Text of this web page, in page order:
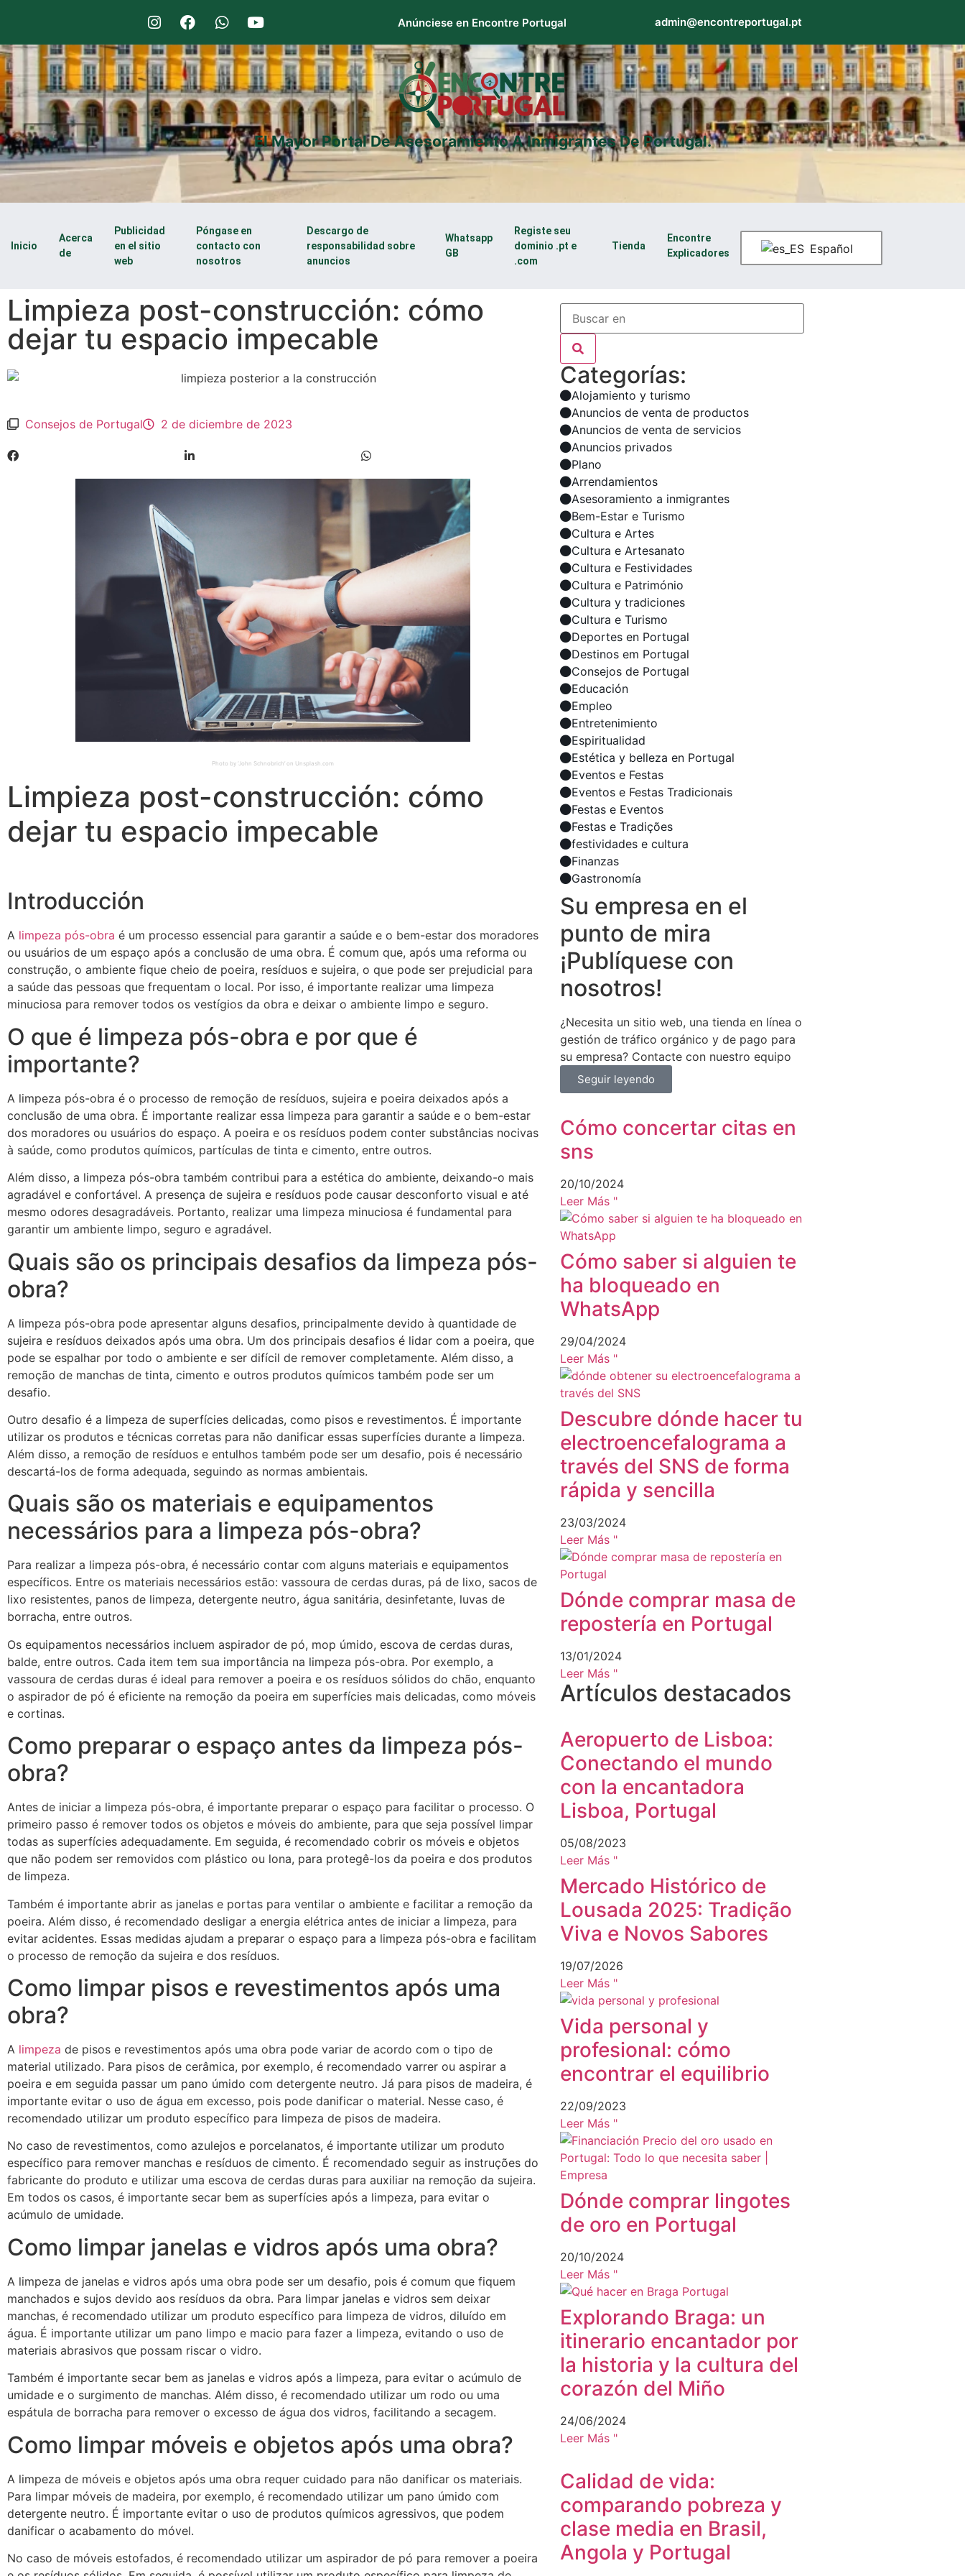
Anúnciese en Encontre Portugal admin@encontreportugal.pt
El Mayor Portal De Asesoramiento A Inmigrantes De Portugal.
Inicio
Acerca
de
Publicidad
en el sitio
web
Póngase en
contacto con
nosotros
Descargo de
responsabilidad sobre
anuncios
Whatsapp
GB
Registe seu
dominio .pt e
.com
Tienda
Encontre
Explicadores
Español
Limpieza post-construcción: cómo
dejar tu espacio impecable
Consejos de Portugal 2 de diciembre de 2023
Photo by ‘John Schnobrich’ on Unsplash.com
Limpieza post-construcción: cómo
dejar tu espacio impecable
Introducción
A limpeza pós-obra é um processo essencial para garantir a saúde e o bem-estar dos moradores
ou usuários de um espaço após a conclusão de uma obra. É comum que, após uma reforma ou
construção, o ambiente fique cheio de poeira, resíduos e sujeira, o que pode ser prejudicial para
a saúde das pessoas que frequentam o local. Por isso, é importante realizar uma limpeza
minuciosa para remover todos os vestígios da obra e deixar o ambiente limpo e seguro.
O que é limpeza pós-obra e por que é
importante?
A limpeza pós-obra é o processo de remoção de resíduos, sujeira e poeira deixados após a
conclusão de uma obra. É importante realizar essa limpeza para garantir a saúde e o bem-estar
dos moradores ou usuários do espaço. A poeira e os resíduos podem conter substâncias nocivas
à saúde, como produtos químicos, partículas de tinta e cimento, entre outros.
Além disso, a limpeza pós-obra também contribui para a estética do ambiente, deixando-o mais
agradável e confortável. A presença de sujeira e resíduos pode causar desconforto visual e até
mesmo odores desagradáveis. Portanto, realizar uma limpeza minuciosa é fundamental para
garantir um ambiente limpo, seguro e agradável.
Quais são os principais desafios da limpeza pós-
obra?
A limpeza pós-obra pode apresentar alguns desafios, principalmente devido à quantidade de
sujeira e resíduos deixados após uma obra. Um dos principais desafios é lidar com a poeira, que
pode se espalhar por todo o ambiente e ser difícil de remover completamente. Além disso, a
remoção de manchas de tinta, cimento e outros produtos químicos também pode ser um
desafio.
Outro desafio é a limpeza de superfícies delicadas, como pisos e revestimentos. É importante
utilizar os produtos e técnicas corretas para não danificar essas superfícies durante a limpeza.
Além disso, a remoção de resíduos e entulhos também pode ser um desafio, pois é necessário
descartá-los de forma adequada, seguindo as normas ambientais.
Quais são os materiais e equipamentos
necessários para a limpeza pós-obra?
Para realizar a limpeza pós-obra, é necessário contar com alguns materiais e equipamentos
específicos. Entre os materiais necessários estão: vassoura de cerdas duras, pá de lixo, sacos de
lixo resistentes, panos de limpeza, detergente neutro, água sanitária, desinfetante, luvas de
borracha, entre outros.
Os equipamentos necessários incluem aspirador de pó, mop úmido, escova de cerdas duras,
balde, entre outros. Cada item tem sua importância na limpeza pós-obra. Por exemplo, a
vassoura de cerdas duras é ideal para remover a poeira e os resíduos sólidos do chão, enquanto
o aspirador de pó é eficiente na remoção da poeira em superfícies mais delicadas, como móveis
e cortinas.
Como preparar o espaço antes da limpeza pós-
obra?
Antes de iniciar a limpeza pós-obra, é importante preparar o espaço para facilitar o processo. O
primeiro passo é remover todos os objetos e móveis do ambiente, para que seja possível limpar
todas as superfícies adequadamente. Em seguida, é recomendado cobrir os móveis e objetos
que não podem ser removidos com plástico ou lona, para protegê-los da poeira e dos produtos
de limpeza.
Também é importante abrir as janelas e portas para ventilar o ambiente e facilitar a remoção da
poeira. Além disso, é recomendado desligar a energia elétrica antes de iniciar a limpeza, para
evitar acidentes. Essas medidas ajudam a preparar o espaço para a limpeza pós-obra e facilitam
o processo de remoção da sujeira e dos resíduos.
Como limpar pisos e revestimentos após uma
obra?
A limpeza de pisos e revestimentos após uma obra pode variar de acordo com o tipo de
material utilizado. Para pisos de cerâmica, por exemplo, é recomendado varrer ou aspirar a
poeira e em seguida passar um pano úmido com detergente neutro. Já para pisos de madeira, é
importante evitar o uso de água em excesso, pois pode danificar o material. Nesse caso, é
recomendado utilizar um produto específico para limpeza de pisos de madeira.
No caso de revestimentos, como azulejos e porcelanatos, é importante utilizar um produto
específico para remover manchas e resíduos de cimento. É recomendado seguir as instruções do
fabricante do produto e utilizar uma escova de cerdas duras para auxiliar na remoção da sujeira.
Em todos os casos, é importante secar bem as superfícies após a limpeza, para evitar o
acúmulo de umidade.
Como limpar janelas e vidros após uma obra?
A limpeza de janelas e vidros após uma obra pode ser um desafio, pois é comum que fiquem
manchados e sujos devido aos resíduos da obra. Para limpar janelas e vidros sem deixar
manchas, é recomendado utilizar um produto específico para limpeza de vidros, diluído em
água. É importante utilizar um pano limpo e macio para fazer a limpeza, evitando o uso de
materiais abrasivos que possam riscar o vidro.
Também é importante secar bem as janelas e vidros após a limpeza, para evitar o acúmulo de
umidade e o surgimento de manchas. Além disso, é recomendado utilizar um rodo ou uma
espátula de borracha para remover o excesso de água dos vidros, facilitando a secagem.
Como limpar móveis e objetos após uma obra?
A limpeza de móveis e objetos após uma obra requer cuidado para não danificar os materiais.
Para limpar móveis de madeira, por exemplo, é recomendado utilizar um pano úmido com
detergente neutro. É importante evitar o uso de produtos químicos agressivos, que podem
danificar o acabamento do móvel.
No caso de móveis estofados, é recomendado utilizar um aspirador de pó para remover a poeira
Categorías:
Alojamiento y turismo
Anuncios de venta de productos
Anuncios de venta de servicios
Anuncios privados
Plano
Arrendamientos
Asesoramiento a inmigrantes
Bem-Estar e Turismo
Cultura e Artes
Cultura e Artesanato
Cultura e Festividades
Cultura e Património
Cultura y tradiciones
Cultura e Turismo
Deportes en Portugal
Destinos em Portugal
Consejos de Portugal
Educación
Empleo
Entretenimiento
Espiritualidad
Estética y belleza en Portugal
Eventos e Festas
Eventos e Festas Tradicionais
Festas e Eventos
Festas e Tradições
festividades e cultura
Finanzas
Gastronomía
Su empresa en el
punto de mira
¡Publíquese con
nosotros!
¿Necesita un sitio web, una tienda en línea o
gestión de tráfico orgánico y de pago para
su empresa? Contacte con nuestro equipo
Seguir leyendo
Cómo concertar citas en
sns
20/10/2024
Leer Más "
Cómo saber si alguien te
ha bloqueado en
WhatsApp
29/04/2024
Leer Más "
Descubre dónde hacer tu
electroencefalograma a
través del SNS de forma
rápida y sencilla
23/03/2024
Leer Más "
Dónde comprar masa de
repostería en Portugal
13/01/2024
Leer Más "
Artículos destacados
Aeropuerto de Lisboa:
Conectando el mundo
con la encantadora
Lisboa, Portugal
05/08/2023
Leer Más "
Mercado Histórico de
Lousada 2025: Tradição
Viva e Novos Sabores
19/07/2026
Leer Más "
Vida personal y
profesional: cómo
encontrar el equilibrio
22/09/2023
Leer Más "
Dónde comprar lingotes
de oro en Portugal
20/10/2024
Leer Más "
Explorando Braga: un
itinerario encantador por
la historia y la cultura del
corazón del Miño
24/06/2024
Leer Más "
Calidad de vida:
comparando pobreza y
clase media en Brasil,
Angola y Portugal